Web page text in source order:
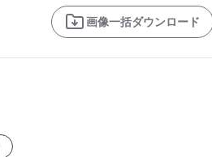
画像一括ダウンロード